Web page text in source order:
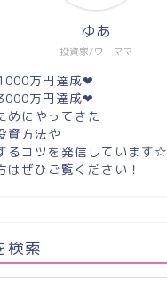
投資家/ワーママ
ゆあ
万円達成❤︎
万円達成❤︎
めにやってきた
資方法や
るコツを発信しています☆
はぜひご覧ください！
検索